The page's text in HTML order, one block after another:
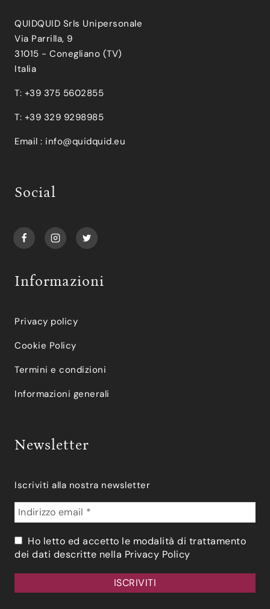
QUIDQUID Srls Unipersonale
Via Parrilla, 9
31015 - Conegliano (TV)
Italia
T: +39 375 5602855
T: +39 329 9298985
Email : info@quidquid.eu
Social
Informazioni
Privacy policy
Cookie Policy
Termini e condizioni
Informazioni generali
Newsletter
Iscriviti alla nostra newsletter
Ho letto ed accetto le modalità di trattamento
dei dati descritte nella Privacy Policy